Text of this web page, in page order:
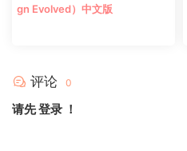
gn Evolved）中文版
评论 0
请先登录 ！